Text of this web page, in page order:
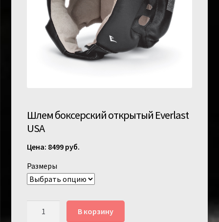
Шлем боксерский открытый Everlast
USA
8499 руб.
Размеры
В корзину